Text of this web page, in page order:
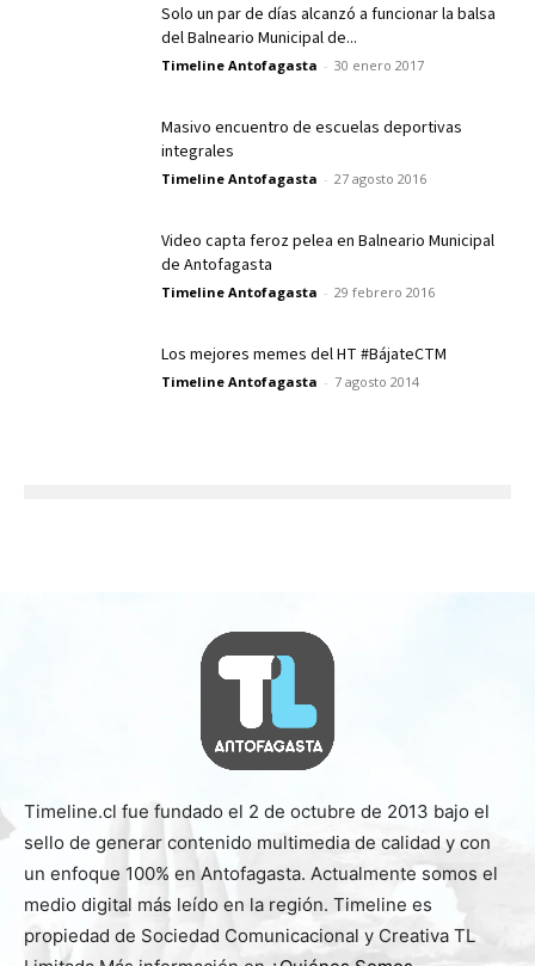
Solo un par de días alcanzó a funcionar la balsa
del Balneario Municipal de...
Timeline Antofagasta - 30 enero 2017
Masivo encuentro de escuelas deportivas
integrales
Timeline Antofagasta - 27 agosto 2016
Video capta feroz pelea en Balneario Municipal
de Antofagasta
Timeline Antofagasta - 29 febrero 2016
Los mejores memes del HT #BájateCTM
Timeline Antofagasta - 7 agosto 2014
Timeline.cl fue fundado el 2 de octubre de 2013 bajo el
sello de generar contenido multimedia de calidad y con
un enfoque 100% en Antofagasta. Actualmente somos el
medio digital más leído en la región. Timeline es
propiedad de Sociedad Comunicacional y Creativa TL